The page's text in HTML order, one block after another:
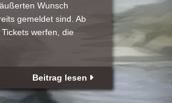
Wunsch
gemeldet sind. Ab
werfen, die
Beitrag lesen